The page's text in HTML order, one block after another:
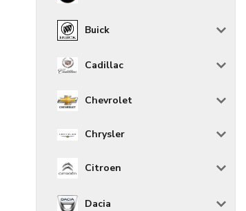
Buick
Cadillac
Chevrolet
Chrysler
Citroen
Dacia